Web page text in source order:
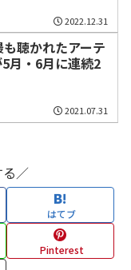
2022.12.31
聴かれたアーテ
月・6月に連続2
2021.07.31
／
はてブ
Pinterest